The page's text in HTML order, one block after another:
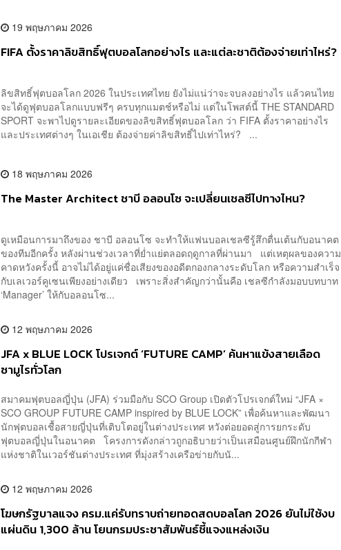
19 พฤษภาคม 2026
FIFA ตั้งราคาลิขสิทธิ์ฟุตบอลโลกอย่างไร และแต่ละชาติต้องจ่ายเท่าไหร่?
ลิขสิทธิ์ฟุตบอลโลก 2026 ในประเทศไทย ยังไม่แน่ว่าจะจบลงอย่างไร แล้วคนไทย
จะได้ดูฟุตบอลโลกแบบฟรีๆ ครบทุกแมตช์หรือไม่ แต่ในโพสต์นี้ THE STANDARD
SPORT จะพาไปดูรายละเอียดของลิขสิทธิ์ฟุตบอลโลก ว่า FIFA ตั้งราคาอย่างไร
และประเทศต่างๆ ในเอเชีย ต้องจ่ายค่าลิขสิทธิ์ไปเท่าไหร่? ...
18 พฤษภาคม 2026
The Master Architect ชาบี อลอนโซ จะเปลี่ยนเชลซีไปทางไหน?
ดูเหมือนการมาถึงของ ชาบี อลอนโซ จะทำให้แฟนบอลเชลซีรู้สึกตื่นเต้นกับอนาคต
ของทีมอีกครั้ง หลังผ่านช่วงเวลาที่ย่ำแย่ตลอดฤดูกาลที่ผ่านมา แต่เหตุผลของความ
คาดหวังครั้งนี้ อาจไม่ได้อยู่แค่ชื่อเสียงของอดีตกองกลางระดับโลก หรือความสำเร็จ
กับเลเวอร์คูเซนเพียงอย่างเดียว เพราะสิ่งสำคัญกว่านั้นคือ เชลซีกำลังมอบบทบาท
‘Manager’ ให้กับอลอนโซ...
12 พฤษภาคม 2026
JFA x BLUE LOCK โปรเจกต์ ‘FUTURE CAMP’ ค้นหาแข้งสายเลือด
ซามูไรทั่วโลก
สมาคมฟุตบอลญี่ปุ่น (JFA) ร่วมมือกับ SCO Group เปิดตัวโปรเจกต์ใหม่ “JFA ×
SCO GROUP FUTURE CAMP inspired by BLUE LOCK” เพื่อค้นหาและพัฒนา
นักฟุตบอลเชื้อสายญี่ปุ่นที่เติบโตอยู่ในต่างประเทศ หวังต่อยอดสู่การยกระดับ
ฟุตบอลญี่ปุ่นในอนาคต โครงการดังกล่าวถูกอธิบายว่าเป็นเสมือนศูนย์ฝึกนักกีฬา
แห่งชาติในเวอร์ชันต่างประเทศ ที่มุ่งสร้างเครือข่ายกับนั...
12 พฤษภาคม 2026
โฆษกรัฐบาลแจง ครม.แค่รับทราบถ่ายทอดสดบอลโลก 2026 ยันไม่ใช้งบ
แผ่นดิน 1,300 ล้าน โยนกรมประชาสัมพันธ์ชี้แจงแหล่งเงิน